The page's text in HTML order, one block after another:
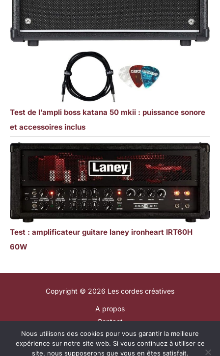
Test de l’ampli boss katana 50 mkii : puissance sonore
et accessoires inclus
Test : amplificateur guitare laney ironheart IRT60H
60W
Copyright © 2026 Les cordes créatives
A propos
Contact
Plan du site
Mentions légales
Nous utilisons des cookies pour vous garantir la meilleure
expérience sur notre site web. Si vous continuez à utiliser ce
site, nous supposerons que vous en êtes satisfait.